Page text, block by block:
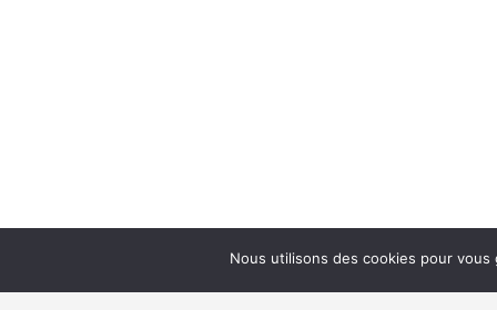
Nous utilisons des cookies pour